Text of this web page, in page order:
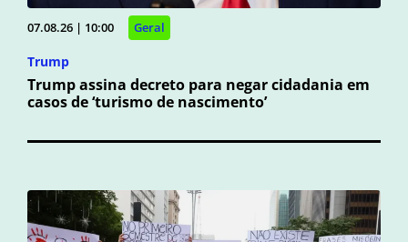
07.08.26 | 10:00 Geral
Trump
Trump assina decreto para negar cidadania em
casos de ‘turismo de nascimento’